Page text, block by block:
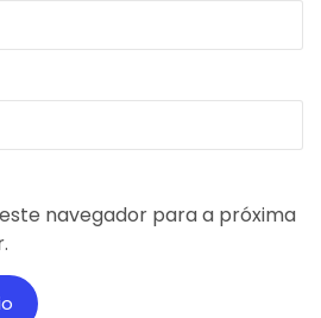
navegador para a próxima